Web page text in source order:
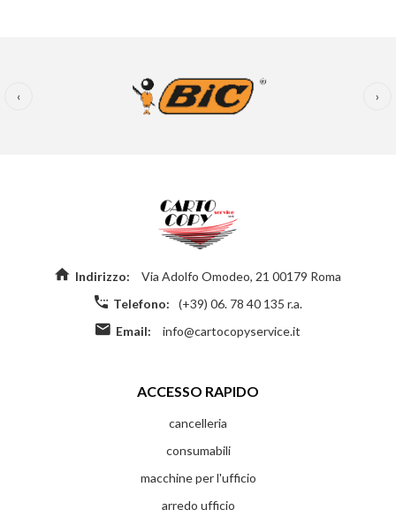
‹ ›
Indirizzo:
Via Adolfo Omodeo, 21 00179 Roma
Telefono:
(+39) 06. 78 40 135 r.a.
Email:
info@cartocopyservice.it
ACCESSO RAPIDO
cancelleria
consumabili
macchine per l'ufficio
arredo ufficio